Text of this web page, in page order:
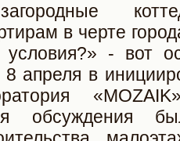
в черте
условия?» - вот
апреля в
обсуждения